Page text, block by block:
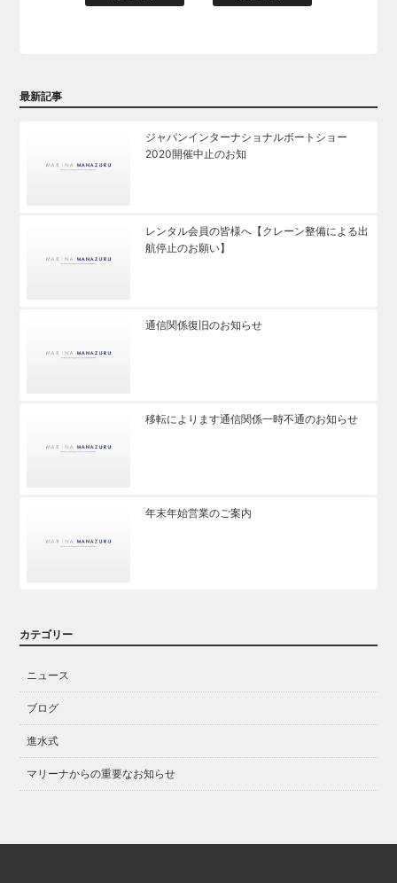
最新記事
ジャパンインターナショナルボートショー
2020開催中止のお知
レンタル会員の皆様へ【クレーン整備による出
航停止のお願い】
通信関係復旧のお知らせ
移転によります通信関係一時不通のお知らせ
年末年始営業のご案内
カテゴリー
ニュース
ブログ
進水式
マリーナからの重要なお知らせ